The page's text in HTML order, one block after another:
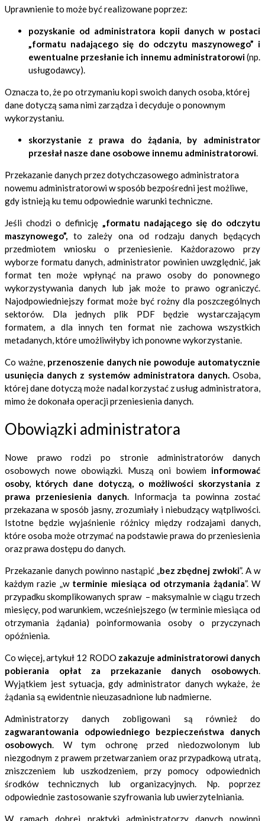
Uprawnienie to może być realizowane poprzez:
pozyskanie od administratora kopii danych w postaci
„formatu nadającego się do odczytu maszynowego” i
ewentualne przesłanie ich innemu administratorowi(np.
usługodawcy).
Oznacza to, że po otrzymaniu kopi swoich danych osoba, której
dane dotyczą sama nimi zarządza i decyduje o ponownym
wykorzystaniu.
skorzystanie z prawa do żądania, by administrator
przesłał nasze dane osobowe innemu administratorowi.
Przekazanie danych przez dotychczasowego administratora
nowemu administratorowi w sposób bezpośredni jest możliwe,
gdy istnieją ku temu odpowiednie warunki techniczne.
Jeśli chodzi o definicję „formatu nadającego się do odczytu
maszynowego”, to zależy ona od rodzaju danych będących
przedmiotem wniosku o przeniesienie. Każdorazowo przy
wyborze formatu danych, administrator powinien uwzględnić, jak
format ten może wpłynąć na prawo osoby do ponownego
wykorzystywania danych lub jak może to prawo ograniczyć.
Najodpowiedniejszy format może być rożny dla poszczególnych
sektorów. Dla jednych plik PDF będzie wystarczającym
formatem, a dla innych ten format nie zachowa wszystkich
metadanych, które umożliwiłyby ich ponowne wykorzystanie.
Co ważne, przenoszenie danych nie powoduje automatycznie
usunięcia danych z systemów administratora danych. Osoba,
której dane dotyczą może nadal korzystać z usług administratora,
mimo że dokonała operacji przeniesienia danych.
Obowiązki administratora
Nowe prawo rodzi po stronie administratorów danych
osobowych nowe obowiązki. Muszą oni bowiem informować
osoby, których dane dotyczą, o możliwości skorzystania z
prawa przeniesienia danych. Informacja ta powinna zostać
przekazana w sposób jasny, zrozumiały i niebudzący wątpliwości.
Istotne będzie wyjaśnienie różnicy między rodzajami danych,
które osoba może otrzymać na podstawie prawa do przeniesienia
oraz prawa dostępu do danych.
Przekazanie danych powinno nastąpić „bez zbędnej zwłoki”. A w
każdym razie „wterminie miesiąca od otrzymania żądania”. W
przypadku skomplikowanych spraw – maksymalnie w ciągu trzech
miesięcy, pod warunkiem, wcześniejszego (w terminie miesiąca od
otrzymania żądania) poinformowania osoby o przyczynach
opóźnienia.
Co więcej, artykuł 12 RODO zakazuje administratorowi danych
pobierania opłat za przekazanie danych osobowych.
Wyjątkiem jest sytuacja, gdy administrator danych wykaże, że
żądania są ewidentnie nieuzasadnione lub nadmierne.
Administratorzy danych zobligowani są również do
zagwarantowania odpowiedniego bezpieczeństwa danych
osobowych. W tym ochronę przed niedozwolonym lub
niezgodnym z prawem przetwarzaniem oraz przypadkową utratą,
zniszczeniem lub uszkodzeniem, przy pomocy odpowiednich
środków technicznych lub organizacyjnych. Np. poprzez
odpowiednie zastosowanie szyfrowania lub uwierzytelniania.
W ramach dobrej praktyki administratorzy danych powinni